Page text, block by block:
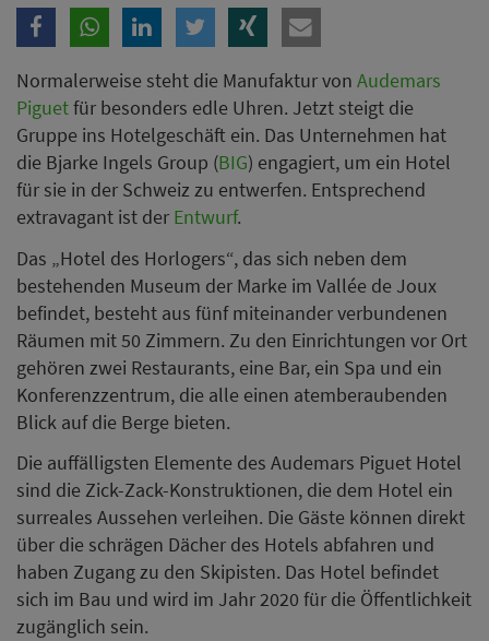
Normalerweise steht die Manufaktur von Audemars
Piguetfür besonders edle Uhren. Jetzt steigt die
Gruppe ins Hotelgeschäft ein. Das Unternehmen hat
die Bjarke Ingels Group (BIG) engagiert, um ein Hotel
für sie in der Schweiz zu entwerfen. Entsprechend
extravagant ist der Entwurf.
Das „Hotel des Horlogers“, das sich neben dem
bestehenden Museum der Marke im Vallée de Joux
befindet, besteht aus fünf miteinander verbundenen
Räumen mit 50 Zimmern. Zu den Einrichtungen vor Ort
gehören zwei Restaurants, eine Bar, ein Spa und ein
Konferenzzentrum, die alle einen atemberaubenden
Blick auf die Berge bieten.
Die auffälligsten Elemente des Audemars Piguet Hotel
sind die Zick-Zack-Konstruktionen, die dem Hotel ein
surreales Aussehen verleihen. Die Gäste können direkt
über die schrägen Dächer des Hotels abfahren und
haben Zugang zu den Skipisten. Das Hotel befindet
sich im Bau und wird im Jahr 2020 für die Öffentlichkeit
zugänglich sein.